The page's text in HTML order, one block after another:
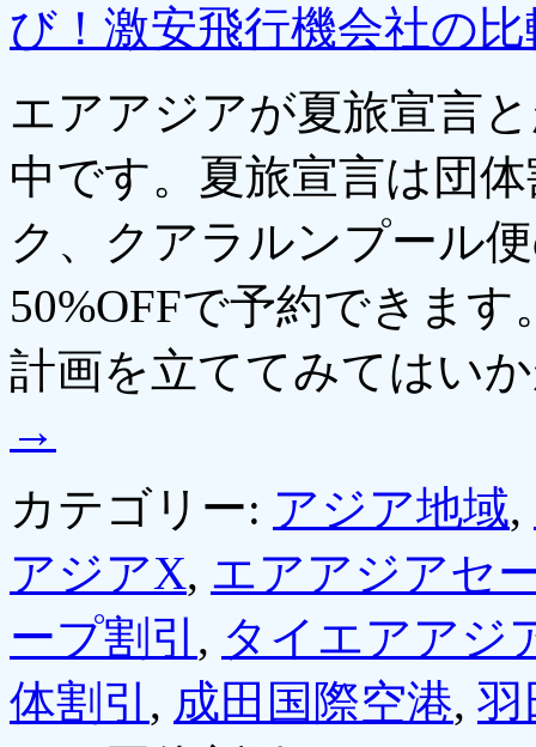
び！激安飛行機会社の
エアアジアが夏旅宣言
中です。夏旅宣言は団
ク、クアラルンプール
50%OFFで予約できま
計画を立ててみてはい
→
カテゴリー: アジア地域,
アジアX, エアアジアセ
ープ割引 , タイエアアジ
体割引 , 成田国際空港, 羽